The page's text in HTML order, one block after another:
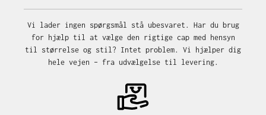
Vi lader ingen spørgsmål stå ubesvaret. Har du brug
for hjælp til at vælge den rigtige cap med hensyn
til størrelse og stil? Intet problem. Vi hjælper dig
hele vejen – fra udvælgelse til levering.